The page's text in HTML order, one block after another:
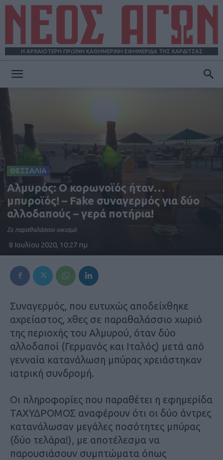
Η ΑΡΧΑΙΟΤΕΡΗ ΠΡΩΪΝΗ ΚΑΘΗΜΕΡΙΝΗ ΕΦΗΜΕΡΙΔΑ ΤΗΣ ΚΑΡΔΙΤΣΑΣ
ΑΓΩΝ
ΘΕΣΣΑΛΙΑ
Αλμυρός: Ο κορωνοϊός ήταν…
μπυροϊός! – Fake συναγερμός για δύο
αλλοδαπούς – γερά ποτήρια!
Σε παραθαλάσσιο οικισμό
8 Ιουλίου 2020, 10:27 πμ
Συναγερμός, που ευτυχώς αποδείχθηκε
αχρείαστος, χθες σε παραθαλάσσιο χωριό
της περιοχής του Αλμυρού, όταν δύο
αλλοδαποί (Γερμανός και Ιταλός) μετά από
γενναία κατανάλωση μπύρας χρειάστηκαν
ιατρική συνδρομή.
Οι πληροφορίες που παραθέτει η εφημερίδα
ΤΑΧΥΔΡΟΜΟΣ αναφέρουν ότι οι δύο άντρες
κατανάλωσαν μεγάλες ποσότητες μπύρας
(δύο τελάρα!), με αποτέλεσμα να
παρουσιάσουν συμπτώματα όπως